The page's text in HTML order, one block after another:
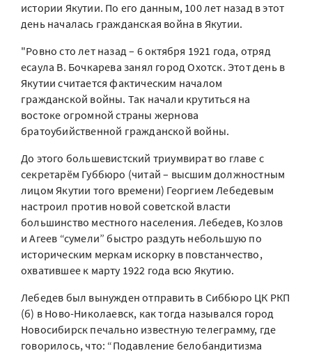
истории Якутии. По его данным, 100 лет назад в этот
день началась гражданская война в Якутии.
"Ровно сто лет назад – 6 октября 1921 года, отряд
есаула В. Бочкарева занял город Охотск. Этот день в
Якутии считается фактическим началом
гражданской войны. Так начали крутиться на
востоке огромной страны жернова
братоубийственной гражданской войны.
До этого большевистский триумвират во главе с
секретарём Губбюро (читай – высшим должностным
лицом Якутии того времени) Георгием Лебедевым
настроил против новой советской власти
большинство местного населения. Лебедев, Козлов
и Агеев “сумели” быстро раздуть небольшую по
историческим меркам искорку в повстанчество,
охватившее к марту 1922 года всю Якутию.
Лебедев был вынужден отправить в Сиббюро ЦК РКП
(б) в Ново-Николаевск, как тогда назывался город
Новосибирск печально известную телеграмму, где
говорилось, что: “Подавление белобандитизма